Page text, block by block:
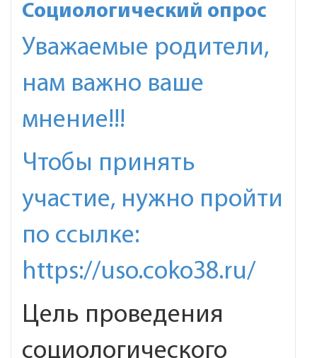
Социологический опрос
Уважаемые родители,
нам важно ваше
мнение!!!
Чтобы принять
участие, нужно пройти
по ссылке:
https://uso.coko38.ru/
Цель проведения
социологического